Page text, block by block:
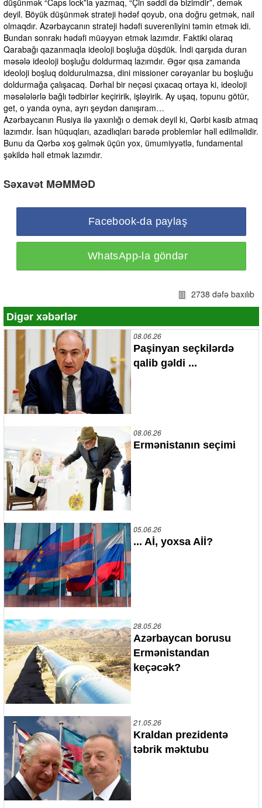
düşünmək “Caps lock”la yazmaq, “Çin səddi də bizimdir”, demək
deyil. Böyük düşünmək strateji hədəf qoyub, ona doğru getmək, nail
olmaqdır. Azərbaycanın strateji hədəfi suverenliyini təmin etmək idi.
Bundan sonrakı hədəfi müəyyən etmək lazımdır. Faktiki olaraq
Qarabağı qazanmaqla ideoloji boşluğa düşdük. İndi qarşıda duran
məsələ ideoloji boşluğu doldurmaq lazımdır. Əgər qısa zamanda
ideoloji boşluq doldurulmazsa, dini missioner cərəyanlar bu boşluğu
doldurmağa çalışacaq. Dərhal bir neçəsi çıxacaq ortaya ki, ideoloji
məsələlərlə bağlı tədbirlər keçiririk, işləyirik. Ay uşaq, topunu götür,
get, o yanda oyna, ayrı şeydən danışıram…
Azərbaycanın Rusiya ilə yaxınlığı o demək deyil ki, Qərbi kəsib atmaq
lazımdır. İsan hüquqları, azadlıqları barədə problemlər həll edilməlidir.
Bunu da Qərbə xoş gəlmək üçün yox, ümumiyyətlə, fundamental
şəkildə həll etmək lazımdır.
Səxavət MƏMMƏD
Facebook-da paylaş
WhatsApp-la göndər
2738 dəfə baxılıb
Digər xəbərlər
08.06.26
Paşinyan seçkilərdə
qalib gəldi ...
08.06.26
Ermənistanın seçimi
05.06.26
... Aİ, yoxsa Aİİ?
28.05.26
Azərbaycan borusu
Ermənistandan
keçəcək?
21.05.26
Kraldan prezidentə
təbrik məktubu